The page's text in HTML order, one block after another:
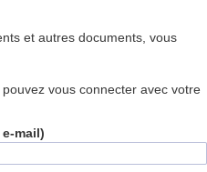
et autres documents, vous
vous connecter avec votre
mail)